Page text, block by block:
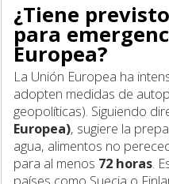
¿Tiene
para
Europea?
La Unión Europea ha
adopten medidas de
geopolíticas). Siguiendo
Europea), sugiere la
agua, alimentos no
para al menos 72 horas.